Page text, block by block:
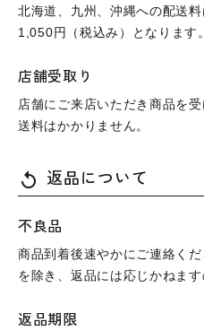
北海道、九州、沖縄への配送料
1,050円（税込み）となります。
店舗受取り
店舗にご来店いただき商品を受
送料はかかりません。
replay 返品について
不良品
商品到着後速やかにご連絡く
を除き、返品には応じかねます
返品期限